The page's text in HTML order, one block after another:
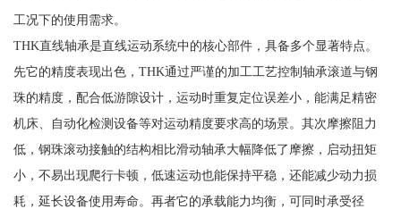
工况下的使用需求。
THK直线轴承是直线运动系统中的核心部件，具备多个显著特点。
先它的精度表现出色，THK通过严谨的加工工艺控制轴承滚道与钢
珠的精度，配合低游隙设计，运动时重复定位误差小，能满足精密
机床、自动化检测设备等对运动精度要求高的场景。其次摩擦阻力
低，钢珠滚动接触的结构相比滑动轴承大幅降低了摩擦，启动扭矩
小，不易出现爬行卡顿，低速运动也能保持平稳，还能减少动力损
耗，延长设备使用寿命。再者它的承载能力均衡，可同时承受径